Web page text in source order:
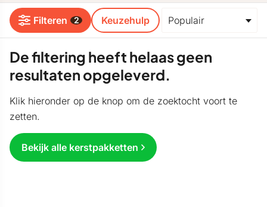
Filteren 2 Keuzehulp
De filtering heeft helaas geen
resultaten opgeleverd.
Klik hieronder op de knop om de zoektocht voort te
zetten.
Bekijk alle kerstpakketten